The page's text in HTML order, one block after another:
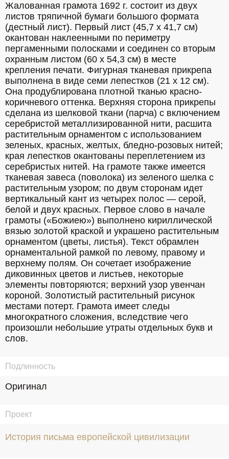
Жалованная грамота 1692 г. состоит из двух
листов тряпичной бумаги большого формата
(дестный лист). Первый лист (45,7 х 41,7 см)
окантован наклеенными по периметру
пергаменными полосками и соединен со вторым
охранным листом (60 x 54,3 см) в месте
крепления печати. Фигурная тканевая прикрепа
выполнена в виде семи лепестков (21 x 12 см).
Она продублирована плотной тканью красно-
коричневого оттенка. Верхняя сторона прикрепы
сделана из шелковой ткани (парча) с включением
серебристой металлизированной нити, расшита
растительным орнаментом с использованием
зеленых, красных, желтых, бледно-розовых нитей;
края лепестков окантованы переплетением из
серебристых нитей. На грамоте также имеется
тканевая завеса (поволока) из зеленого шелка с
растительным узором; по двум сторонам идет
вертикальный кант из четырех полос — серой,
белой и двух красных. Первое слово в начале
грамоты («Божиею») выполнено кириллической
вязью золотой краской и украшено растительным
орнаментом (цветы, листья). Текст обрамлен
орнаментальной рамкой по левому, правому и
верхнему полям. Он сочетает изображение
диковинных цветов и листьев, некоторые
элементы повторяются; верхний узор увенчан
короной. Золотистый растительный рисунок
местами потерт. Грамота имеет следы
многократного сложения, вследствие чего
произошли небольшие утраты отдельных букв и
слов.
Подлинность
Оригинал
Проект
История письма европейской цивилизации